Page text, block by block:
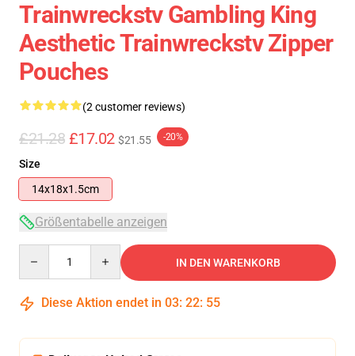
Trainwreckstv Gambling King
Aesthetic Trainwreckstv Zipper
Pouches
(2 customer reviews)
£21.28 £17.02 $21.55 -20%
Size
14x18x1.5cm
Größentabelle anzeigen
IN DEN WARENKORB
Diese Aktion endet in 03: 22: 54